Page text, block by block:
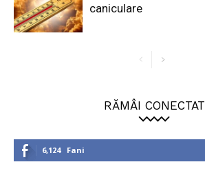
caniculare
RĂMÂI CONECTAT
6,124 Fani